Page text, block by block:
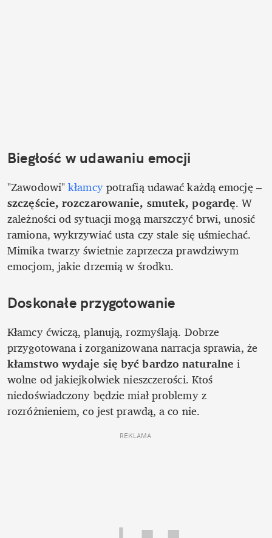
Biegłość w udawaniu emocji
"Zawodowi" kłamcy
potrafią udawać każdą emocję –
szczęście, rozczarowanie, smutek, pogardę. W
zależności od sytuacji mogą marszczyć brwi, unosić
ramiona, wykrzywiać usta czy stale się uśmiechać.
Mimika twarzy świetnie zaprzecza prawdziwym
emocjom, jakie drzemią w środku.
Doskonałe przygotowanie
Kłamcy ćwiczą, planują, rozmyślają. Dobrze
przygotowana i zorganizowana narracja sprawia, że
kłamstwo wydaje się być bardzo naturalne i
wolne od jakiejkolwiek nieszczerości. Ktoś
niedoświadczony będzie miał problemy z
rozróżnieniem, co jest prawdą, a co nie.
REKLAMA